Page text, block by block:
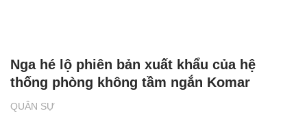
QUÂN SỰ
Nga hé lộ phiên bản xuất khẩu của hệ
thống phòng không tầm ngắn Komar